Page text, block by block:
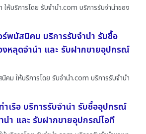
ให้บริการโดย รับจํานํา.com บริการรับจำนำของ
พนัสนิคม บริการรับจำนำ รับซื้อ
หลุดจำนำ และ รับฝากขายอุปกรณ์
ม ให้บริการโดย รับจํานํา.com บริการรับจำนำ
เรือ บริการรับจำนำ รับซื้ออุปกรณ์
นำ และ รับฝากขายอุปกรณ์ไอที